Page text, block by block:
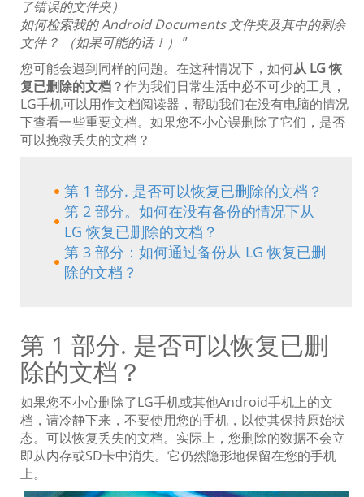
了错误的文件夹）
如何检索我的 Android Documents 文件夹及其中的剩余
文件？ （如果可能的话！） ”
您可能会遇到同样的问题。在这种情况下，如何从 LG 恢
复已删除的文档？作为我们日常生活中必不可少的工具，
LG手机可以用作文档阅读器，帮助我们在没有电脑的情况
下查看一些重要文档。如果您不小心误删除了它们，是否
可以挽救丢失的文档？
第 1 部分. 是否可以恢复已删除的文档？
第 2 部分。如何在没有备份的情况下从
LG 恢复已删除的文档？
第 3 部分：如何通过备份从 LG 恢复已删
除的文档？
第 1 部分. 是否可以恢复已删
除的文档？
如果您不小心删除了LG手机或其他Android手机上的文
档，请冷静下来，不要使用您的手机，以使其保持原始状
态。可以恢复丢失的文档。实际上，您删除的数据不会立
即从内存或SD卡中消失。它仍然隐形地保留在您的手机
上。